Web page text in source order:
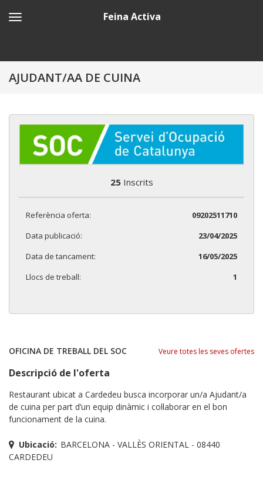
Feina Activa
AJUDANT/AA DE CUINA
25Inscrits
Referència oferta:
09202511710
Data publicació:
23/04/2025
Data de tancament:
16/05/2025
Llocs de treball:
1
OFICINA DE TREBALL DEL SOC Veure totes les seves ofertes
Descripció de l'oferta
Restaurant ubicat a Cardedeu busca incorporar un/a Ajudant/a
de cuina per part d’un equip dinàmic i col·laborar en el bon
funcionament de la cuina.
Ubicació: BARCELONA - VALLÈS ORIENTAL - 08440
CARDEDEU